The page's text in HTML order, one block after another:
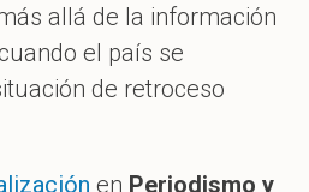
allá de la información
el país se
de retroceso
en Periodismo y